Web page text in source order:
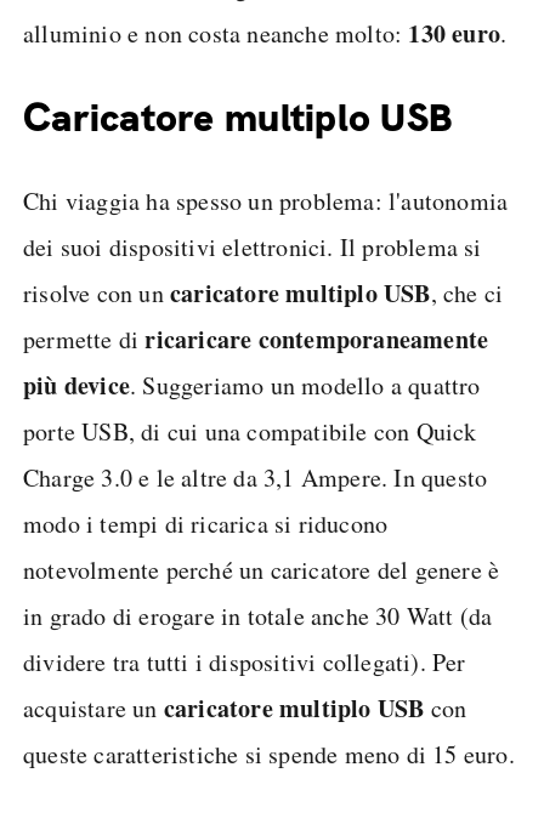
alluminio e non costa neanche molto: 130 euro.
Caricatore multiplo USB
Chi viaggia ha spesso un problema: l'autonomia
dei suoi dispositivi elettronici. Il problema si
risolve con uncaricatore multiplo USB, che ci
permette diricaricare contemporaneamente
più device. Suggeriamo un modello a quattro
porte USB, di cui una compatibile con Quick
Charge 3.0 e le altre da 3,1 Ampere. In questo
modo i tempi di ricarica si riducono
notevolmente perché un caricatore del genere è
in grado di erogare in totale anche 30 Watt (da
dividere tra tutti i dispositivi collegati). Per
acquistare un caricatore multiplo USB con
queste caratteristiche si spende meno di 15 euro.